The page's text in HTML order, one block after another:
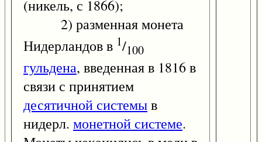
(никель, с 1866);
2) разменная монета
Нидерландов в 1/100
гульдена, введенная в 1816 в
связи с принятием
десятичной системыв
нидерл. монетной системе.